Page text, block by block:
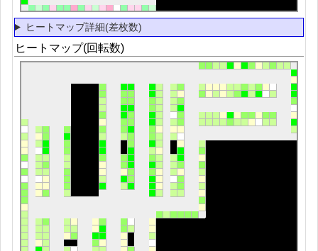
ヒートマップ詳細(差枚数)
ヒートマップ(回転数)